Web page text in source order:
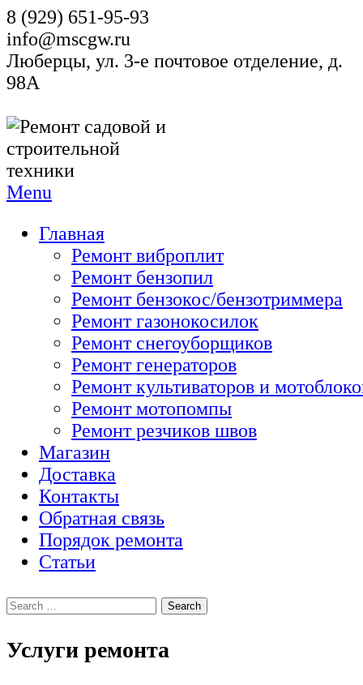
8 (929) 651-95-93
info@mscgw.ru
Люберцы, ул. 3-е почтовое отделение, д.
98А
Menu
Главная
Ремонт виброплит
Ремонт бензопил
Ремонт бензокос/бензотриммера
Ремонт газонокосилок
Ремонт снегоуборщиков
Ремонт генераторов
Ремонт культиваторов и
Ремонт мотопомпы
Ремонт резчиков швов
Магазин
Доставка
Контакты
Обратная связь
Порядок ремонта
Статьи
Услуги ремонта